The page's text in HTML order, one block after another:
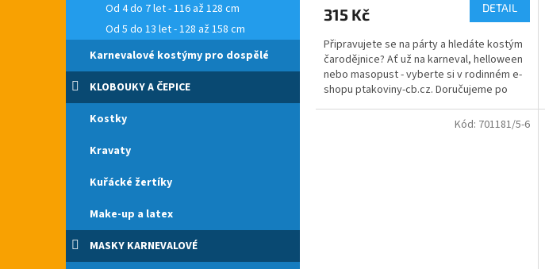
Od 4 do 7 let - 116 až 128 cm
Od 5 do 13 let - 128 až 158 cm
Karnevalové kostýmy pro dospělé
KLOBOUKY A ČEPICE
Kostky
Kravaty
Kuřácké žertíky
Make-up a latex
MASKY KARNEVALOVÉ
315 Kč DETAIL
Připravujete se na párty a hledáte kostým
čarodějnice? Ať už na karneval, helloween
nebo masopust - vyberte si v rodinném e-
shopu ptakoviny-cb.cz. Doručujeme po
celé České...
Kód: 701181/5-6